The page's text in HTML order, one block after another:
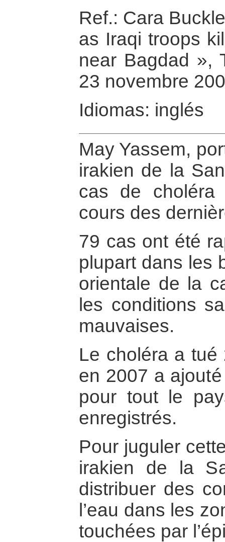
Ref.: Cara
as Iraqi troops
near Bagdad »,
23 novembre
Idiomas: inglés
May Yassem,
irakien de la
cas de
cours des
79 cas ont été
plupart dans les
orientale de la
les conditions
mauvaises.
Le choléra a
en 2007 a
pour tout le
enregistrés.
Pour juguler
irakien de la
distribuer des
l’eau dans les
touchées par